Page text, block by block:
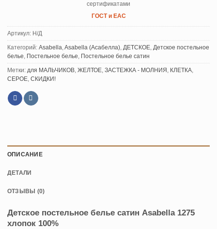
сертификатами
ГОСТ и ЕАС
Артикул: Н/Д
Категорий: Asabella Asabella (Асабелла) ДЕТСКОЕ Детское постельное
белье
Постельное белье Постельное белье сатин
Метки: для МАЛЬЧИКОВ ЖЕЛТОЕ ЗАСТЕЖКА - МОЛНИЯ КЛЕТКА
СЕРОЕ СКИДКИ!
ОПИСАНИЕ
ДЕТАЛИ
ОТЗЫВЫ (0)
Детское постельное белье сатин Asabella 1275
хлопок 100%